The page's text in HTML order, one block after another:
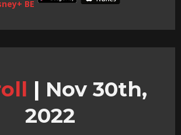
| Nov 30th,
2022